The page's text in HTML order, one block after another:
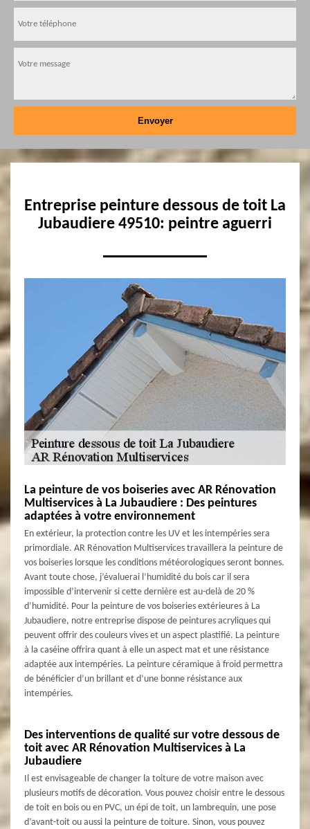
Entreprise peinture dessous de toit La
Jubaudiere 49510: peintre aguerri
La peinture de vos boiseries avec AR Rénovation
Multiservices à La Jubaudiere : Des peintures
adaptées à votre environnement
En extérieur, la protection contre les UV et les intempéries sera
primordiale. AR Rénovation Multiservices travaillera la peinture de
vos boiseries lorsque les conditions météorologiques seront bonnes.
Avant toute chose, j’évaluerai l’humidité du bois car il sera
impossible d’intervenir si cette dernière est au-delà de 20 %
d’humidité. Pour la peinture de vos boiseries extérieures à La
Jubaudiere, notre entreprise dispose de peintures acryliques qui
peuvent offrir des couleurs vives et un aspect plastifié. La peinture
à la caséine offrira quant à elle un aspect mat et une résistance
adaptée aux intempéries. La peinture céramique à froid permettra
de bénéficier d’un brillant et d’une bonne résistance aux
intempéries.
Des interventions de qualité sur votre dessous de
toit avec AR Rénovation Multiservices à La
Jubaudiere
Il est envisageable de changer la toiture de votre maison avec
plusieurs motifs de décoration. Vous pouvez choisir entre le dessous
de toit en bois ou en PVC, un épi de toit, un lambrequin, une pose
d’avant-toit ou aussi la peinture de toiture. Sinon, vous pouvez